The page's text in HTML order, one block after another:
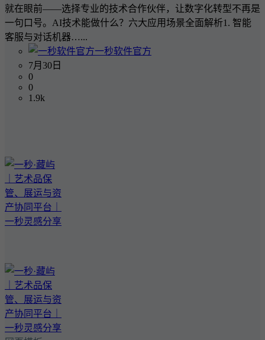
就在眼前——选择专业的技术合作伙伴，让数字化转型不再是
一句口号。AI技术能做什么？六大应用场景全面解析1. 智能
客服与对话机器…...
一秒软件官方
7月30日
0
0
1.9k